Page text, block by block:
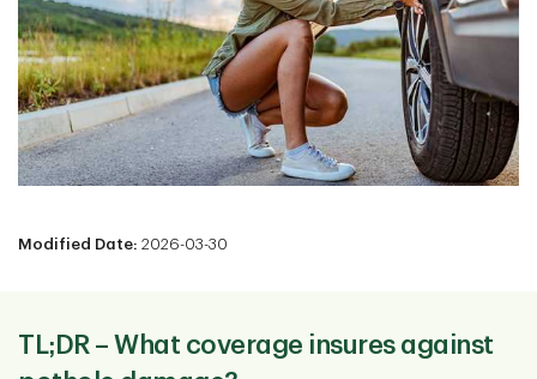
Modified Date: 2026-03-30
TL;DR – What coverage insures against